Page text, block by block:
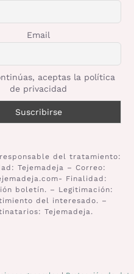
Email
aceptas la política
de privacidad
del tratamiento:
Tejemadeja – Correo:
Finalidad:
boletín. – Legitimación:
del interesado. –
Tejemadeja.